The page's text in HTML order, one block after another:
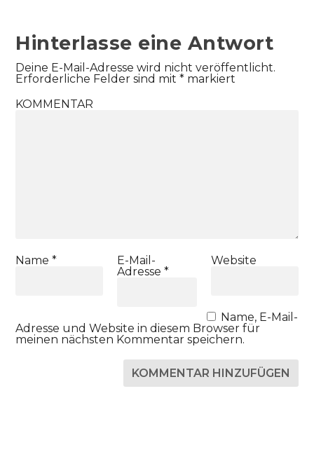
Hinterlasse eine Antwort
Deine E-Mail-Adresse wird nicht veröffentlicht.
Erforderliche Felder sind mit* markiert
KOMMENTAR
Name*
E-Mail-
Adresse *
Website
Name, E-Mail-
Adresse und Website in diesem Browser für
meinen nächsten Kommentar speichern.